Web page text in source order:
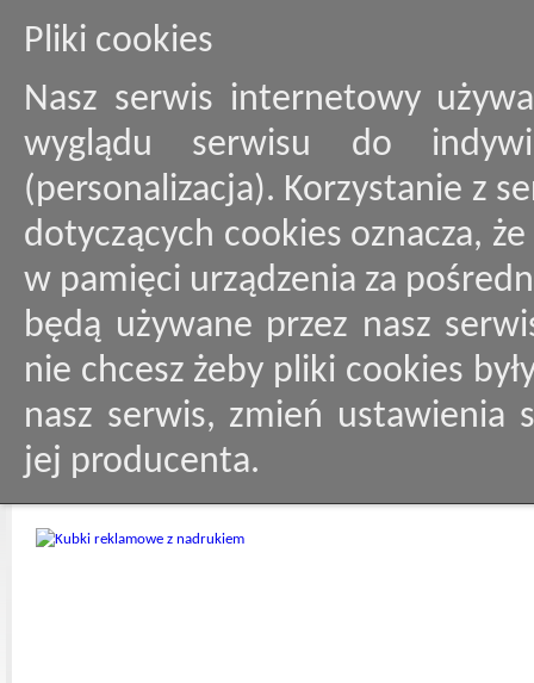
Pliki cookies
Nasz serwis internetowy
wyglądu serwisu do
(personalizacja). Korzystanie z
dotyczących cookies oznacza,
w pamięci urządzenia za
będą używane przez nasz
nie chcesz żeby pliki cookies
nasz serwis, zmień ustawienia
jej producenta.